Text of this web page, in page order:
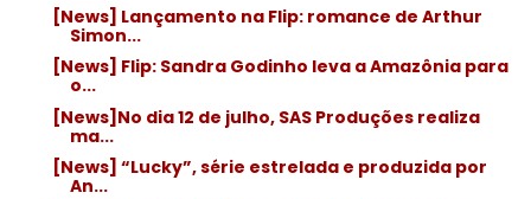
[News] Lançamento na Flip: romance de Arthur
Simon...
[News] Flip: Sandra Godinho leva a Amazônia para
o...
[News]No dia 12 de julho, SAS Produções realiza
ma...
[News] “Lucky”, série estrelada e produzida por
An...